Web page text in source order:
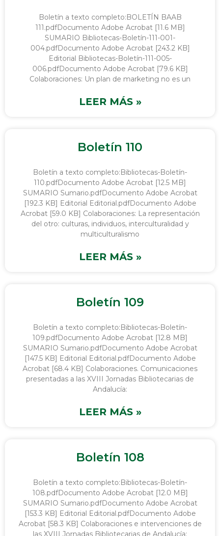
Boletín a texto completo:BOLETÍN BAAB
111.pdfDocumento Adobe Acrobat [11.6 MB]
SUMARIO Bibliotecas-Boletín-111-001-
004.pdfDocumento Adobe Acrobat [243.2 KB]
Editorial Bibliotecas-Boletín-111-005-
006.pdfDocumento Adobe Acrobat [79.6 KB]
Colaboraciones: Un plan de marketing no es un
LEER MÁS »
Boletín 110
Boletín a texto completo:Bibliotecas-Boletín-
110.pdfDocumento Adobe Acrobat [12.5 MB]
SUMARIO Sumario.pdfDocumento Adobe Acrobat
[192.3 KB] Editorial Editorial.pdfDocumento Adobe
Acrobat [59.0 KB] Colaboraciones: La representación
del otro: culturas, individuos, interculturalidad y
multiculturalismo
LEER MÁS »
Boletín 109
Boletín a texto completo:Bibliotecas-Boletín-
109.pdfDocumento Adobe Acrobat [12.8 MB]
SUMARIO Sumario.pdfDocumento Adobe Acrobat
[147.5 KB] Editorial Editorial.pdfDocumento Adobe
Acrobat [68.4 KB] Colaboraciones. Comunicaciones
presentadas a las XVIII Jornadas Bibliotecarias de
Andalucía:
LEER MÁS »
Boletín 108
Boletín a texto completo:Bibliotecas-Boletín-
108.pdfDocumento Adobe Acrobat [12.0 MB]
SUMARIO Sumario.pdfDocumento Adobe Acrobat
[153.3 KB] Editorial Editorial.pdfDocumento Adobe
Acrobat [58.3 KB] Colaboraciones e intervenciones de
las XVIII Jornadas Bibliotecarias de Andalucía: